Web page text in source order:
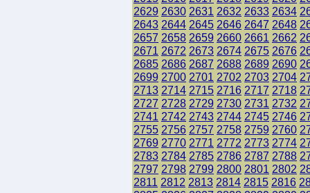
2629 2630 2631 2632 2633 2634
2643 2644 2645 2646 2647 2648
2657 2658 2659 2660 2661 2662
2671 2672 2673 2674 2675 2676
2685 2686 2687 2688 2689 2690
2699 2700 2701 2702 2703 2704
2713 2714 2715 2716 2717 2718
2727 2728 2729 2730 2731 2732
2741 2742 2743 2744 2745 2746
2755 2756 2757 2758 2759 2760
2769 2770 2771 2772 2773 2774
2783 2784 2785 2786 2787 2788
2797 2798 2799 2800 2801 2802
2811 2812 2813 2814 2815 2816